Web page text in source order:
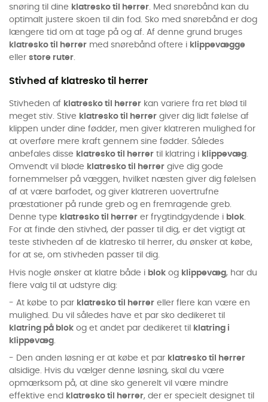
snøring til dine klatresko til herrer. Med snørebånd kan du
optimalt justere skoen til din fod. Sko med snørebånd er dog
længere tid om at tage på og af. Af denne grund bruges
klatresko til herrer med snørebånd oftere i klippevægge
eller store ruter.
Stivhed af klatresko til herrer
Stivheden af klatresko til herrer kan variere fra ret blød til
meget stiv. Stive klatresko til herrer giver dig lidt følelse af
klippen under dine fødder, men giver klatreren mulighed for
at overføre mere kraft gennem sine fødder. Således
anbefales disse klatresko til herrer til klatring i klippevæg.
Omvendt vil bløde klatresko til herrer give dig gode
fornemmelser på væggen, hvilket næsten giver dig følelsen
af at være barfodet, og giver klatreren uovertrufne
præstationer på runde greb og en fremragende greb.
Denne type klatresko til herrer er frygtindgydende i blok.
For at finde den stivhed, der passer til dig, er det vigtigt at
teste stivheden af de klatresko til herrer, du ønsker at købe,
for at se, om stivheden passer til dig.
Hvis nogle ønsker at klatre både i blok og klippevæg, har du
flere valg til at udstyre dig:
- At købe to par klatresko til herrer eller flere kan være en
mulighed. Du vil således have et par sko dedikeret til
klatring på blok og et andet par dedikeret til
klatring i
klippevæg.
- Den anden løsning er at købe et par klatresko til herrer
alsidige. Hvis du vælger denne løsning, skal du være
opmærksom på, at dine sko generelt vil være mindre
effektive end
klatresko til herrer, der er specielt designet til